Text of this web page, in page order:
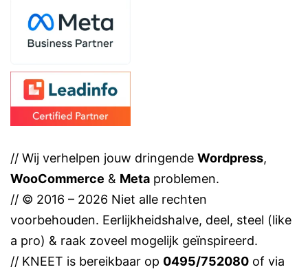
// Wij verhelpen jouw dringende Wordpress,
WooCommerce & Meta problemen.
// © 2016 – 2026 Niet alle rechten
voorbehouden. Eerlijkheidshalve, deel, steel (like
a pro) & raak zoveel mogelijk geïnspireerd.
// KNEET is bereikbaar op 0495/752080 of via